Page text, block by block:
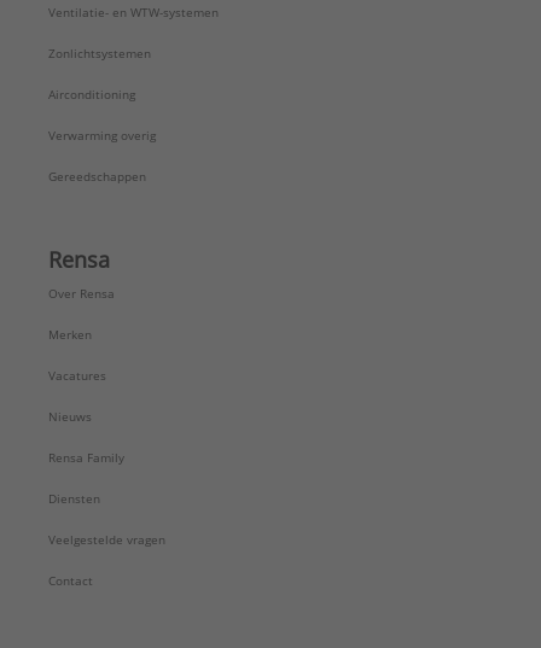
Ventilatie- en WTW-systemen
Zonlichtsystemen
Airconditioning
Verwarming overig
Gereedschappen
Rensa
Over Rensa
Merken
Vacatures
Nieuws
Rensa Family
Diensten
Veelgestelde vragen
Contact